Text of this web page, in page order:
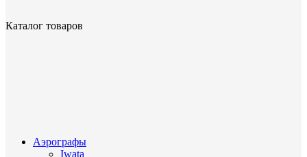
Каталог товаров
Аэрографы
Iwata